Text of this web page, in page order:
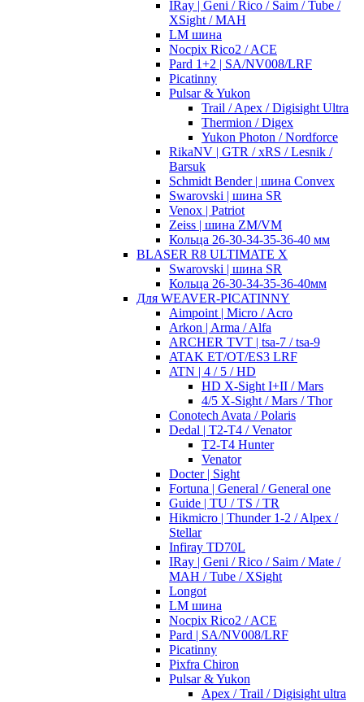
IRay | Geni / Rico / Saim / Tube /
XSight / MAH
LM шина
Nocpix Rico2 / ACE
Pard 1+2 | SA/NV008/LRF
Picatinny
Pulsar & Yukon
Trail / Apex / Digisight Ultra
Thermion / Digex
Yukon Photon / Nordforce
RikaNV | GTR / xRS / Lesnik /
Barsuk
Schmidt Bender | шина Convex
Swarovski | шина SR
Venox | Patriot
Zeiss | шина ZM/VM
Кольца 26-30-34-35-36-40 мм
BLASER R8 ULTIMATE X
Swarovski | шина SR
Кольца 26-30-34-35-36-40мм
Для WEAVER-PICATINNY
Aimpoint | Micro / Acro
Arkon | Arma / Alfa
ARCHER TVT | tsa-7 / tsa-9
ATAK ET/OT/ES3 LRF
ATN | 4 / 5 / HD
HD X-Sight I+II / Mars
4/5 X-Sight / Mars / Thor
Conotech Avata / Polaris
Dedal | T2-T4 / Venator
T2-T4 Hunter
Venator
Docter | Sight
Fortuna | General / General one
Guide | TU / TS / TR
Hikmicro | Thunder 1-2 / Alpex /
Stellar
Infiray TD70L
IRay | Geni / Rico / Saim / Mate /
MAH / Tube / XSight
Longot
LM шина
Nocpix Rico2 / ACE
Pard | SA/NV008/LRF
Picatinny
Pixfra Chiron
Pulsar & Yukon
Apex / Trail / Digisight ultra